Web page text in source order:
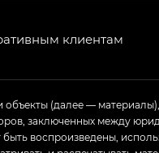
в спортивном
клиентам
(далее —
заключенных между
воспроизведены,